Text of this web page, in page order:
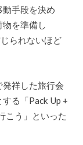
手段を決め
を準備し
られないほど
祥した旅行会
る「Pack Up +
こう」といった